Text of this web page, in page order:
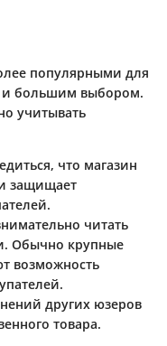
популярными для
и большим выбором.
учитывать
что магазин
защищает
читать
Обычно крупные
возможность
других юзеров
товара.